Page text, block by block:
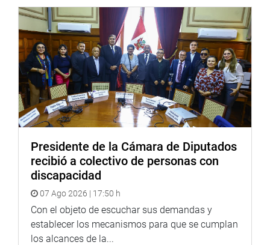
organizada por la Comisión de Relaciones Exteriores del
Parlamento. (JSR)
PRENSA CONGRESO
Presidente de la Cámara de Diputados
recibió a colectivo de personas con
discapacidad
07 Ago 2026 | 17:50 h
Con el objeto de escuchar sus demandas y
establecer los mecanismos para que se cumplan
los alcances de la...